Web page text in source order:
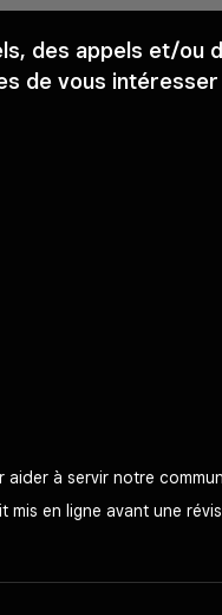
des appels et/ou
de vous
à servir notre
en ligne avant une